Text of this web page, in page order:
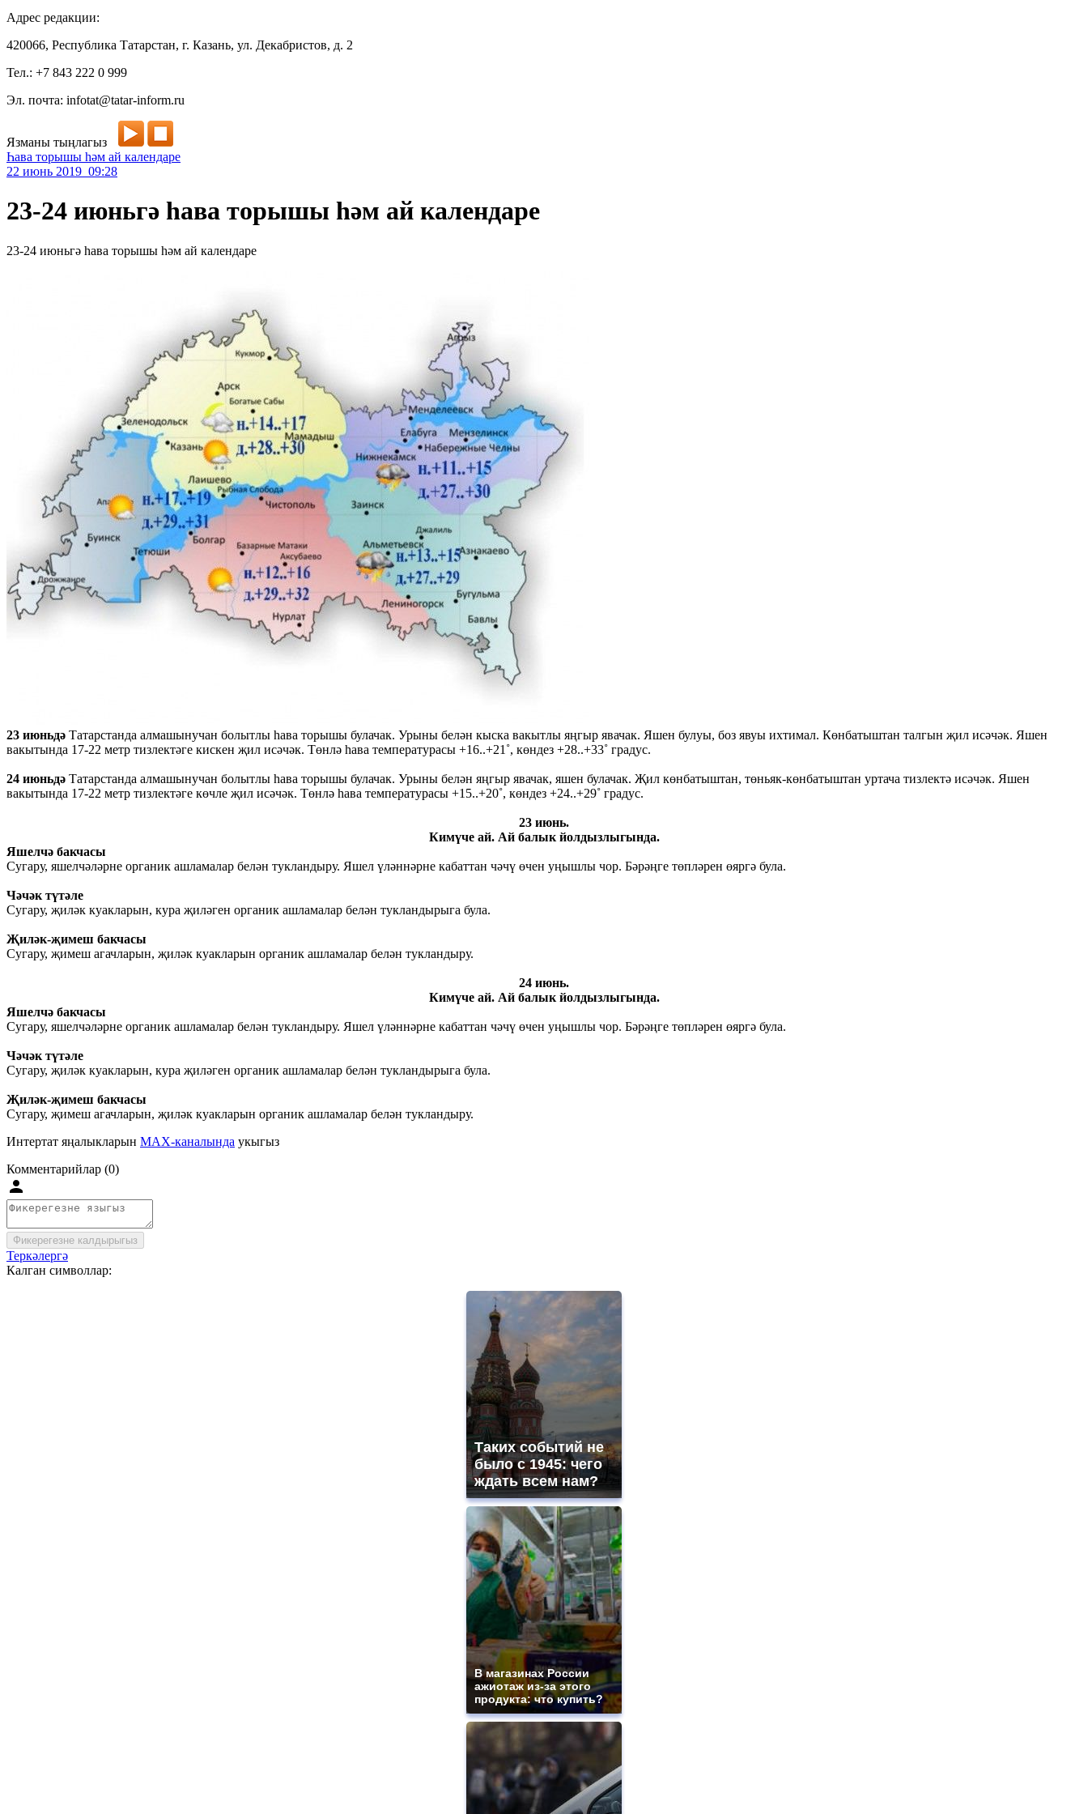
Адрес редакции:
420066, Республика Татарстан, г. Казань, ул. Декабристов, д. 2
Тел.: +7 843 222 0 999
Эл. почта: infotat@tatar-inform.ru
Язманы тыңлагыз
Һава торышы һәм ай календаре
22 июнь 2019 09:28
23-24 июньгә һава торышы һәм ай календаре
23-24 июньгә һава торышы һәм ай календаре
23 июньдә Татарстанда алмашынучан болытлы һава торышы булачак. Урыны белән кыска вакытлы яңгыр явачак. Яшен булуы, боз явуы ихтимал. Көнбатыштан талгын җил исәчәк. Яшен
вакытында 17-22 метр тизлектәге кискен җил исәчәк. Төнлә һава температурасы +16..+21˚, көндез +28..+33˚ градус.
24 июньдә Татарстанда алмашынучан болытлы һава торышы булачак. Урыны белән яңгыр явачак, яшен булачак. Җил көнбатыштан, төньяк-көнбатыштан уртача тизлектә исәчәк. Яшен
вакытында 17-22 метр тизлектәге көчле җил исәчәк. Төнлә һава температурасы +15..+20˚, көндез +24..+29˚ градус.
23 июнь.
Кимүче ай. Ай балык йолдызлыгында.
Яшелчә бакчасы
Сугару, яшелчәләрне органик ашламалар белән тукландыру. Яшел үләннәрне кабаттан чәчү өчен уңышлы чор. Бәрәңге төпләрен өяргә була.
Чәчәк түтәле
Сугару, җиләк куакларын, кура җиләген органик ашламалар белән тукландырыга була.
Җиләк-җимеш бакчасы
Сугару, җимеш агачларын, җиләк куакларын органик ашламалар белән тукландыру.
24 июнь.
Кимүче ай. Ай балык йолдызлыгында.
Яшелчә бакчасы
Сугару, яшелчәләрне органик ашламалар белән тукландыру. Яшел үләннәрне кабаттан чәчү өчен уңышлы чор. Бәрәңге төпләрен өяргә була.
Чәчәк түтәле
Сугару, җиләк куакларын, кура җиләген органик ашламалар белән тукландырыга була.
Җиләк-җимеш бакчасы
Сугару, җимеш агачларын, җиләк куакларын органик ашламалар белән тукландыру.
Интертат яңалыкларын MAX-каналында укыгыз
Комментарийлар (0)
Фикерегезне калдырыгыз
Теркәлергә
Калган символлар:
Таких событий не
было с 1945: чего
ждать всем нам?
В магазинах России
ажиотаж из-за этого
продукта: что купить?